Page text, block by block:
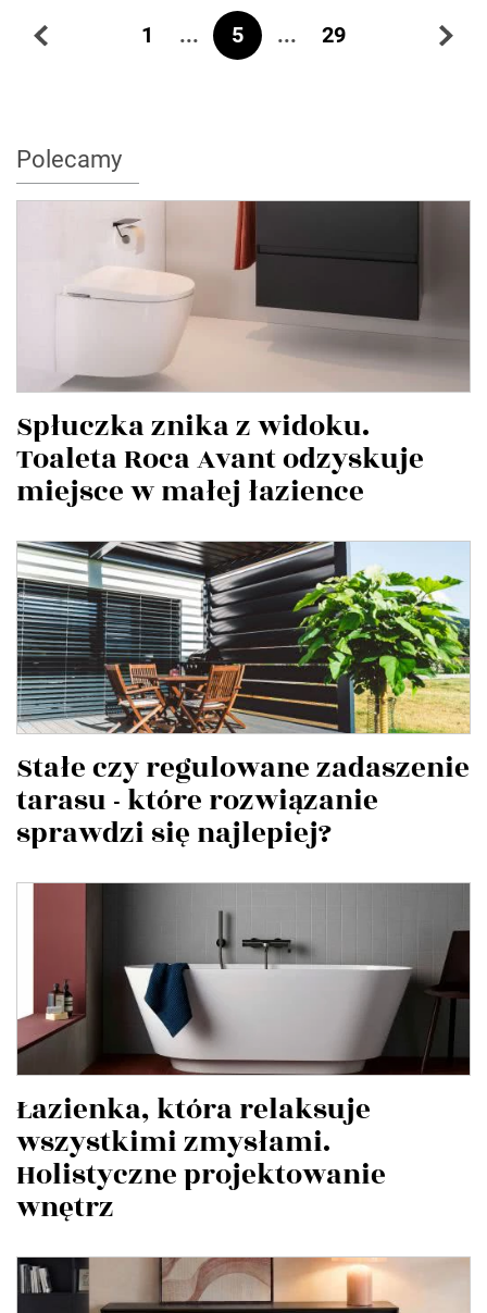
1 ... 5 ... 29
Polecamy
Spłuczka znika z widoku.
Toaleta Roca Avant odzyskuje
miejsce w małej łazience
Stałe czy regulowane zadaszenie
tarasu - które rozwiązanie
sprawdzi się najlepiej?
Łazienka, która relaksuje
wszystkimi zmysłami.
Holistyczne projektowanie
wnętrz